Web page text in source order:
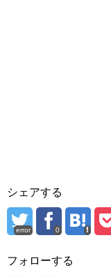
シェアする
error 0
フォローする